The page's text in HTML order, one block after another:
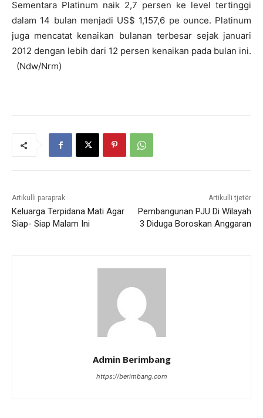
Sementara Platinum naik 2,7 persen ke level tertinggi
dalam 14 bulan menjadi US$ 1,157,6 pe ounce. Platinum
juga mencatat kenaikan bulanan terbesar sejak januari
2012 dengan lebih dari 12 persen kenaikan pada bulan ini.
(Ndw/Nrm)
Artikulli paraprak
Keluarga Terpidana Mati Agar
Siap- Siap Malam Ini
Artikulli tjetër
Pembangunan PJU Di Wilayah
3 Diduga Boroskan Anggaran
Admin Berimbang
https://berimbang.com